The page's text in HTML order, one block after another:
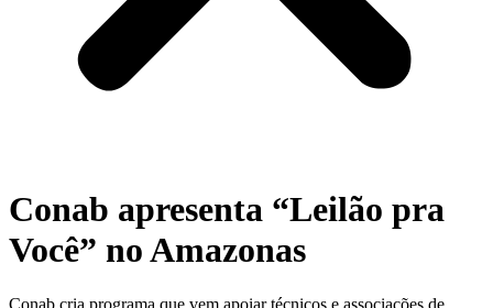
Conab apresenta “Leilão pra
Você” no Amazonas
Conab cria programa que vem apoiar técnicos e associações de